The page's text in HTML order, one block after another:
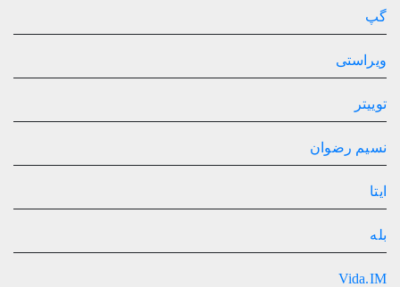
گپ
ویراستی
توییتر
نسیم رضوان
ایتا
بله
Vida.IM